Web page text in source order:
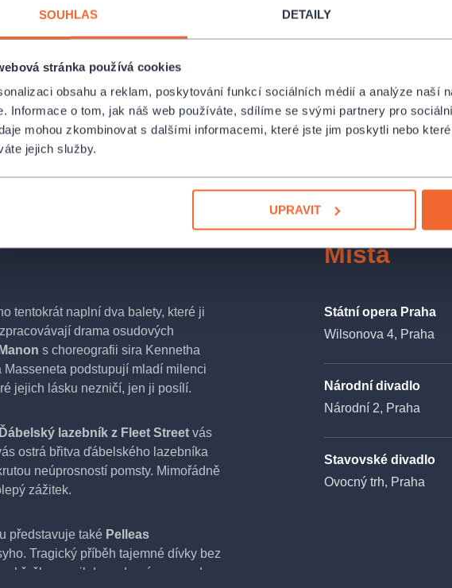
SOUHLAS DETAILY
stránka používá cookies
obsahu a reklam, poskytování funkcí sociálních médií a analýze naší
Informace o tom, jak náš web používáte, sdílíme se svými partnery pro
mohou zkombinovat s dalšími informacemi, které jste jim poskytli nebo
jejich služby.
UPRAVIT
tentokrát naplní dva balety, které ji
drama osudových
s choreografii sira Kennetha
podstupují mladí milenci
jejich lásku nezničí, jen ji posílí.
lazebník z Fleet Street vás
ostrá břitva ďábelského lazebníka
neúprosností pomsty. Mimořádně
zážitek.
představuje také Pelleas
Tragický příběh tajemné dívky bez
se nikdy nedozvíme pravdu,
Místa
Státní opera Praha
Wilsonova 4, Praha
Národní divadlo
Národní 2, Praha
Stavovské divadlo
Ovocný trh, Praha